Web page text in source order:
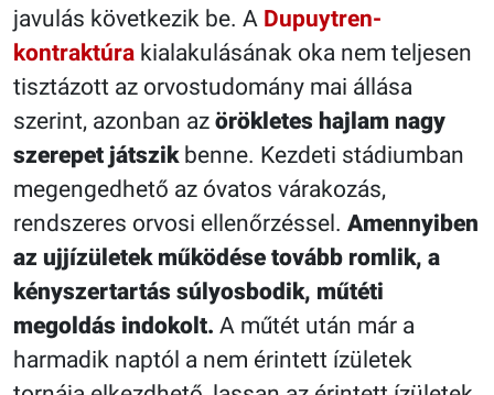
javulás következik be. A Dupuytren-
kontraktúra kialakulásának oka nem teljesen
tisztázott az orvostudomány mai állása
szerint, azonban az örökletes hajlam nagy
szerepet játszikbenne. Kezdeti stádiumban
megengedhető az óvatos várakozás,
rendszeres orvosi ellenőrzéssel. Amennyiben
az ujjízületek működése tovább romlik, a
kényszertartás súlyosbodik, műtéti
megoldás indokolt. A műtét után már a
harmadik naptól a nem érintett ízületek